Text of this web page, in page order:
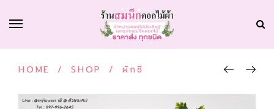
HOME / SHOP / ผักชี